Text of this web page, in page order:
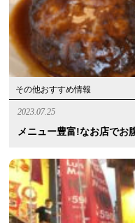
その他おすすめ情報
2023.07.25
メニュー豊富!なお店でお